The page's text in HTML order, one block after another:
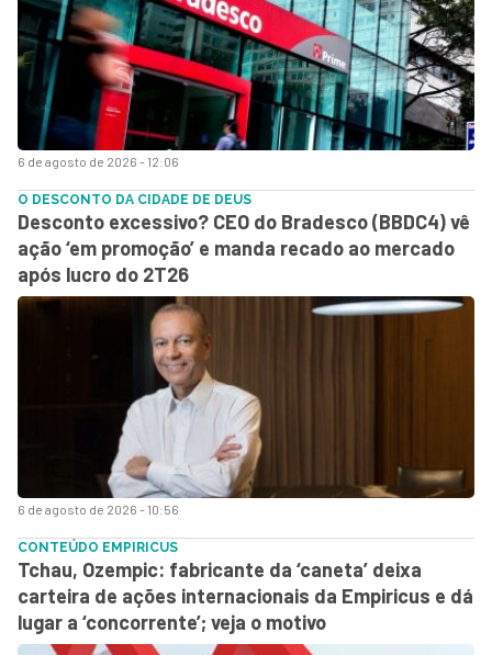
6 de agosto de 2026 - 12:06
6 de agosto de 2026 - 10:56
O DESCONTO DA CIDADE DE DEUS
Desconto excessivo? CEO do Bradesco (BBDC4) vê
ação ‘em promoção’ e manda recado ao mercado
após lucro do 2T26
CONTEÚDO EMPIRICUS
Tchau, Ozempic: fabricante da ‘caneta’ deixa
carteira de ações internacionais da Empiricus e dá
lugar a ‘concorrente’; veja o motivo